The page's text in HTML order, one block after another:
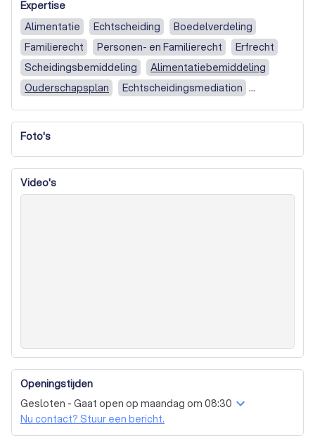
Expertise
Alimentatie
Echtscheiding
Boedelverdeling
Familierecht
Personen- en Familierecht
Erfrecht
Scheidingsbemiddeling
Alimentatiebemiddeling
Ouderschapsplan
Echtscheidingsmediation
Scheidingsmediator
Vaststellingsovereenkomst
Samenwerking
Insolventierecht
Arbeidsrecht
Huurrecht
Ondernemingsrecht
Samenwonend zonder contract
Foto's
Video's
Openingstijden
Gesloten - Gaat open op maandag om 08:30
Nu contact? Stuur een bericht.